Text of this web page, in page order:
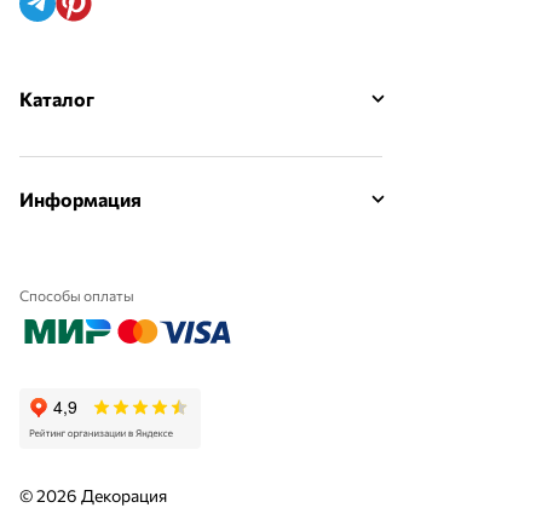
Каталог
Информация
Способы оплаты
© 2026 Декорация